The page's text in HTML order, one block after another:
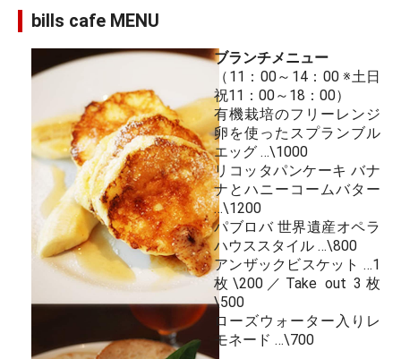
bills cafe MENU
ブランチメニュー
（11：00～14：00 ※土日
祝11：00～18：00）
有機栽培のフリーレンジ
卵を使ったスプランブル
エッグ …\1000
リコッタパンケーキ バナ
ナとハニーコームバター
…\1200
パブロバ 世界遺産オペラ
ハウススタイル …\800
アンザックビスケット …1
枚\200／Take out 3枚
\500
ローズウォーター入りレ
モネード …\700